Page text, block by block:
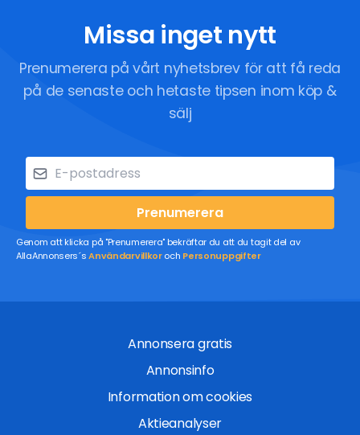
Missa inget nytt
Prenumerera på vårt nyhetsbrev för att få reda
på de senaste och hetaste tipsen inom köp &
sälj
Prenumerera
Genom att klicka på "Prenumerera" bekräftar du att du tagit del av
AllaAnnonsers´sAnvändarvillkoroch Personuppgifter
Annonsera gratis
Annonsinfo
Information om cookies
Aktieanalyser